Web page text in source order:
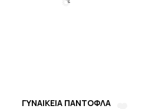
8,00 €